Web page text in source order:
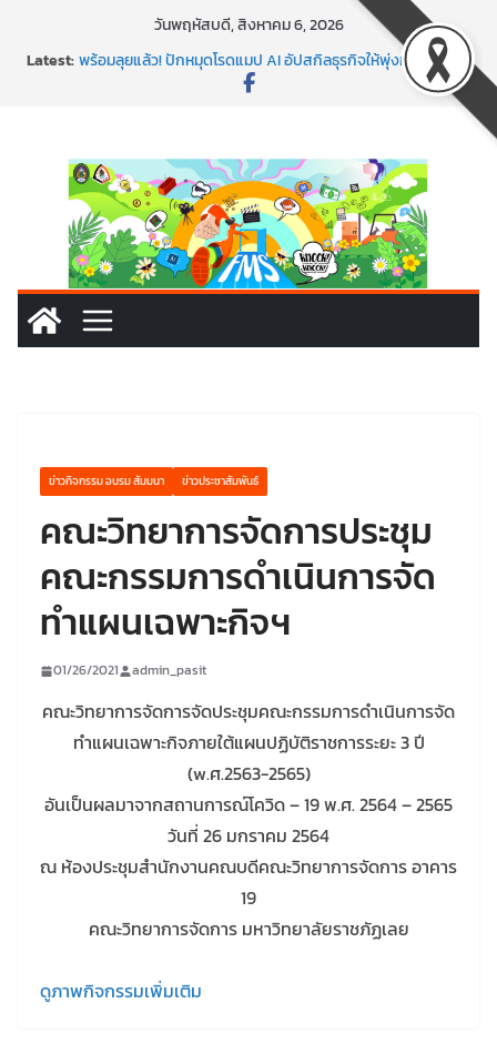
วันพฤหัสบดี, สิงหาคม 6, 2026
Latest:พร้อมลุยแล้ว! ปักหมุดโรดแมป AI อัปสกิลธุรกิจให้พุ่งทะยาน
พาธุรกิจท้องถิ่นสู่ตลาดโลก ด้วยเทคโนโลยี AI!
นอกจากเทคโนโลยีจะล้ำ หัวใจคนทำธุรกิจก็ต้องสตรอง!
ข่าวกิจกรรม อบรม สัมมนา ข่าวประชาสัมพันธ์
คณะวิทยาการจัดการประชุม
คณะกรรมการดำเนินการจัด
ทำแผนเฉพาะกิจฯ
01/26/2021 admin_pasit
คณะวิทยาการจัดการจัดประชุมคณะกรรมการดำเนินการจัด
ทำแผนเฉพาะกิจภายใต้แผนปฏิบัติราชการระยะ 3 ปี
(w.ศ.2563-2565)
อันเป็นผลมาจากสถานการณ์โควิด – 19 พ.ศ. 2564 – 2565
วันที่ 26 มกราคม 2564
ณ ห้องประชุมสำนักงานคณบดีคณะวิทยาการจัดการ อาคาร
19
คณะวิทยาการจัดการ มหาวิทยาลัยราชภัฏเลย
ดูภาพกิจกรรมเพิ่มเติม